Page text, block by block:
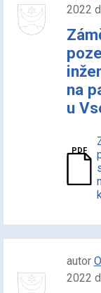
2022
na
u
autor
2022